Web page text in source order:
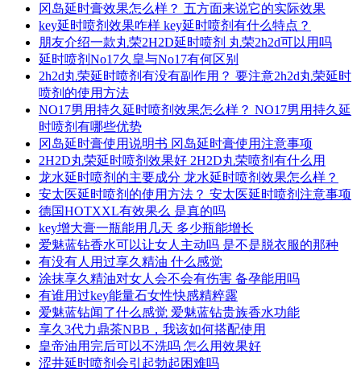
冈岛延时膏效果怎么样？ 五方面来说它的实际效果
key延时喷剂效果咋样 key延时喷剂有什么特点？
朋友介绍一款丸荣2H2D延时喷剂 丸荣2h2d可以用吗
延时喷剂No17久皇与No17有何区别
2h2d丸荣延时喷剂有没有副作用？ 要注意2h2d丸荣延时
喷剂的使用方法
NO17男用持久延时喷剂效果怎么样？ NO17男用持久延
时喷剂有哪些优势
冈岛延时膏使用说明书 冈岛延时膏使用注意事项
2H2D丸荣延时喷剂效果好 2H2D丸荣喷剂有什么用
龙水延时喷剂的主要成分 龙水延时喷剂效果怎么样？
安太医延时喷剂的使用方法？ 安太医延时喷剂注意事项
德国HOTXXL有效果么 是真的吗
key增大膏一瓶能用几天 多少瓶能增长
爱魅蓝钻香水可以让女人主动吗 是不是脱衣服的那种
有没有人用过享久精油 什么感觉
涂抹享久精油对女人会不会有伤害 备孕能用吗
有谁用过key能量石女性快感精粹露
爱魅蓝钻闻了什么感觉 爱魅蓝钻贵族香水功能
享久3代力鼎茶NBB，我该如何搭配使用
皇帝油用完后可以不洗吗 怎么用效果好
涩井延时喷剂会引起勃起困难吗